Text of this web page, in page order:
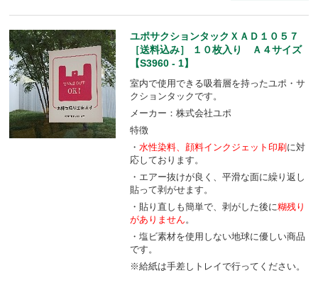
ユポサクションタックＸＡＤ１０５７
［送料込み］ １０枚入り Ａ４サイズ
【S3960 - 1】
室内で使用できる吸着層を持ったユポ・サ
クションタックです。
メーカー：株式会社ユポ
特徴
・ 水性染料、顔料インクジェット印刷 に対
応しております。
・エアー抜けが良く、平滑な面に繰り返し
貼って剥がせます。
・貼り直しも簡単で、剥がした後に糊残り
がありません 。
・塩ビ素材を使用しない地球に優しい商品
です。
※給紙は手差しトレイで行ってください。